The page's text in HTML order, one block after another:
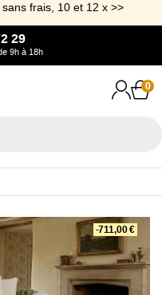
frais, 10 et 12 x >>
29
9h à 18h
0
-711,00 €